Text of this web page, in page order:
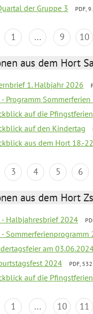
der Gruppe 3 PDF,
1 ... 9 10
aus dem Hort
1. Halbjahr 2026
Programm Sommerferien
auf die Pfingstferien
auf den Kindertag
aus dem Hort 18.-
3 4 5 6
aus dem Hort
Halbjahresbrief 2024
Sommerferienprogramm
am
2024 PDF,
auf die
1 ... 10 11